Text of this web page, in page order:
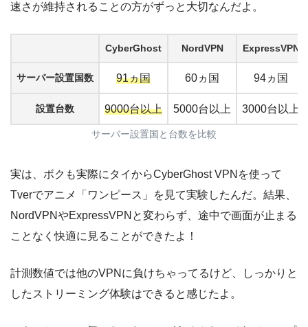
速さが維持されることの方がずっと大切なんだよ。
CyberGhost NordVPN ExpressVPN
サーバー設置国数 91ヵ国 60ヵ国 94ヵ国
設置台数 9000台以上 5000台以上 3000台以上
サーバー設置国と台数を比較
実は、ボクも実際にタイからCyberGhost VPNを使って
Tverでアニメ「ワンピース」を見て実験したんだ。結果、
NordVPNやExpressVPNと変わらず、途中で画面が止まる
ことなく快適に見ることができたよ！
計測数値では他のVPNに負けちゃってるけど、しっかりと
したストリーミング体験はできると感じたよ。